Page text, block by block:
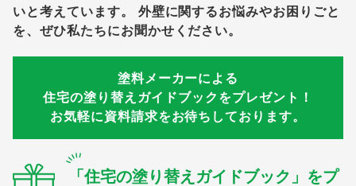
いと考えています。
外壁に関するお悩みやお困りごと
を、ぜひ私たちにお聞かせください。
塗料メーカーによる
住宅の塗り替えガイドブックをプレゼント！
お気軽に資料請求をお待ちしております。
「住宅の塗り替えガイドブック」をプ